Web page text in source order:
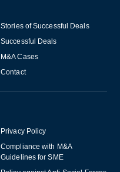
Stories of Successful Deals
Successful Deals
M&A Cases
Contact
Privacy Policy
Compliance with M&A
Guidelines for SME